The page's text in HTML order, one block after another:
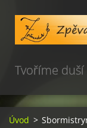
Tvoříme
Úvod >